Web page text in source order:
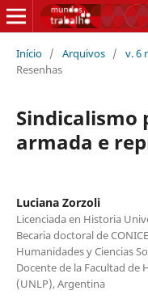
Início / Arquivos / v. 6
Resenhas
Sindicalismo
armada e
Luciana Zorzoli
Licenciada en Historia
Becaria doctoral de
Humanidades y Ciencias
Docente de la Facultad de
(UNLP), Argentina